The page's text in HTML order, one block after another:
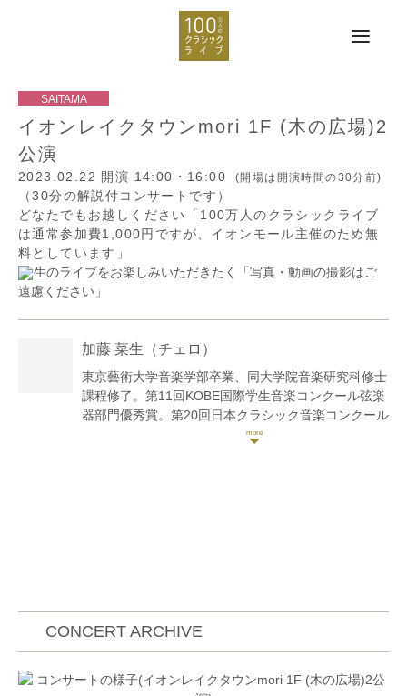
イオンレイクタウンmori 1F (木の広場)2
公演
2023.02.22 開演 14:00・16:00 (開場は開演時間の30分前)
（30分の解説付コンサートです）
どなたでもお越しください「100万人のクラシックライブ
は通常参加費1,000円ですが、イオンモール主催のため無
料としています」
生のライブをお楽しみいただきたく「写真・動画の撮影はご
遠慮ください」
加藤 菜生 （チェロ）
東京藝術大学音楽学部卒業、同大学院音楽研究科修士
課程修了。第11回KOBE国際学生音楽コンクール弦楽
器部門優秀賞。第20回日本クラシック音楽コンクール
弦楽器部門全国大会第2位。第4回コンコルソムジカア
CONCERT ARCHIVE